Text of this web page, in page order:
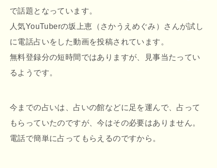
で話題となっています。
人気YouTuberの坂上恵（さかうえめぐみ）さんが試し
に電話占いをした動画を投稿されています。
無料登録分の短時間ではありますが、見事当たってい
るようです。
今までの占いは、占いの館などに足を運んで、占って
もらっていたのですが、今はその必要はありません。
電話で簡単に占ってもらえるのですから。